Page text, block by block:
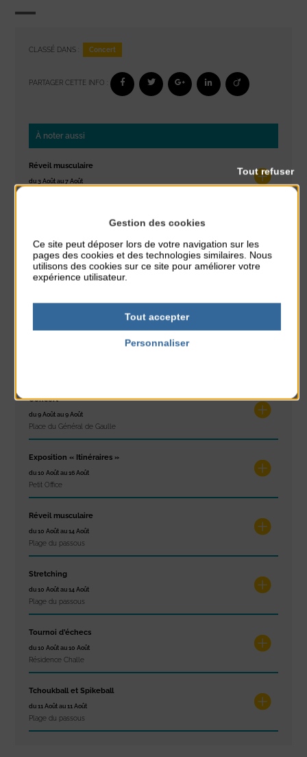
CLASSÉ DANS : Concert
PARTAGER CETTE INFO :
À noter aussi
Réveil musculaire
du 3 Août au 7 Août
du 3 Août au 7 Août
Plage du passous
Concours de châteaux de sable
Concert
du 9 Août au 9 Août
Place du Général de Gaulle
Exposition « Itinéraires »
du 10 Août au 16 Août
Petit Office
Réveil musculaire
du 10 Août au 14 Août
Plage du passous
Stretching
du 10 Août au 14 Août
Plage du passous
Tournoi d’échecs
du 10 Août au 10 Août
Résidence Challe
Tchoukball et Spikeball
du 11 Août au 11 Août
Plage du passous
Gestion des cookies
Ce site peut déposer lors de votre navigation sur les
pages des cookies et des technologies similaires. Nous
utilisons des cookies sur ce site pour améliorer votre
expérience utilisateur.
Tout accepter
Tout refuser
Personnaliser